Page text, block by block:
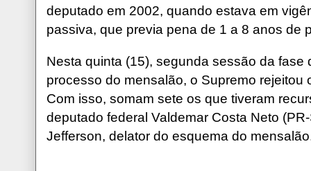
deputado em 2002, quando estava em
passiva, que previa pena de 1 a 8 anos de
Nesta quinta (15), segunda sessão da fase
processo do mensalão, o Supremo
Com isso, somam sete os que tiveram
deputado federal Valdemar Costa Neto
Jefferson, delator do esquema do